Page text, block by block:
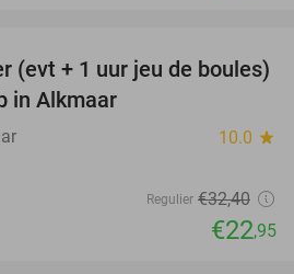
29%
(evt + 1 uur jeu de boules)
in Alkmaar
10.0 star
Regulier €32,40
€22,95